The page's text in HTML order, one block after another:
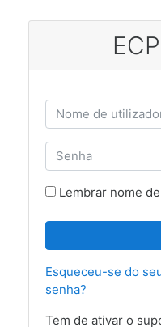
Nome de utilizador/
Senha
Lembrar nome
Esqueceu-se do
senha?
Tem de ativar o